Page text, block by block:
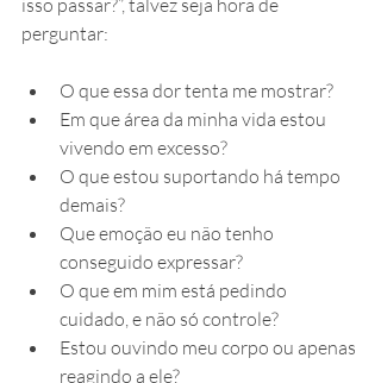
isso passar?”, talvez seja hora de
perguntar:
O que essa dor tenta me mostrar?
Em que área da minha vida estou
vivendo em excesso?
O que estou suportando há tempo
demais?
Que emoção eu não tenho
conseguido expressar?
O que em mim está pedindo
cuidado, e não só controle?
Estou ouvindo meu corpo ou apenas
reagindo a ele?